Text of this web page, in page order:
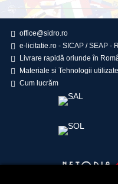
office@sidro.ro
e-licitatie.ro - SICAP / SEAP -
Livrare rapidă oriunde în
Materiale si Tehnologii utilizate
Cum lucrăm